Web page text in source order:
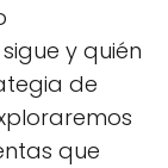
y quién
de
que